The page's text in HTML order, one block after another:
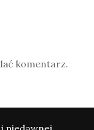
komentarz.